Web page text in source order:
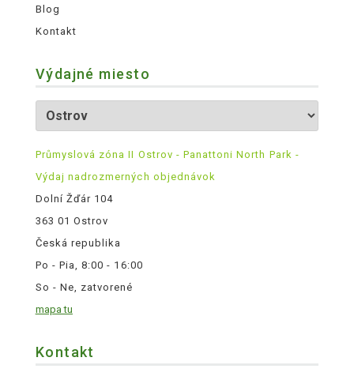
Blog
Kontakt
Výdajné miesto
Průmyslová zóna II Ostrov - Panattoni North Park -
Výdaj nadrozmerných objednávok
Dolní Žďár 104
363 01 Ostrov
Česká republika
Po - Pia, 8:00 - 16:00
So - Ne, zatvorené
mapa tu
Kontakt